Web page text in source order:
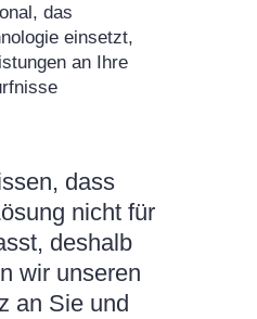
das
einsetzt,
an Ihre
dass
nicht für
deshalb
wir unseren
an Sie und